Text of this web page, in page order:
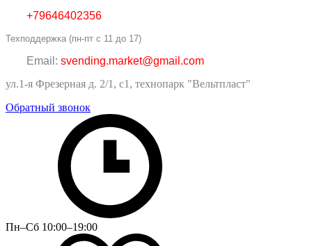
+79646402356
Техподдержка (пн-пт с 11 до 17)
Email: svending.market@gmail.com
ул.1-я Фрезерная д. 2/1, с1, технопарк "Вельтпласт"
Обратный звонок
Пн–Сб 10:00–19:00